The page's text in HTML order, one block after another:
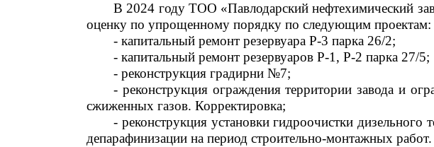
В 2024 году ТОО «Павлодарский нефтехимический
оценку по упрощенному порядку по следующим проектам:
- капитальный ремонт резервуара Р-3 парка 26/2;
- капитальный ремонт резервуаров Р-1, Р-2 парка 27/5;
- реконструкция градирни №7;
- реконструкция ограждения территории завода и
сжиженных газов. Корректировка;
- реконструкция установки гидроочистки дизельного
депарафинизации на период строительно-монтажных работ.